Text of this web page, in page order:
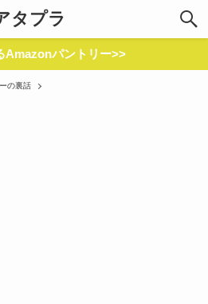
タプラ
Amazonパントリー>>
の裏話